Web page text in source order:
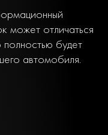
может отличаться
будет
автомобиля.